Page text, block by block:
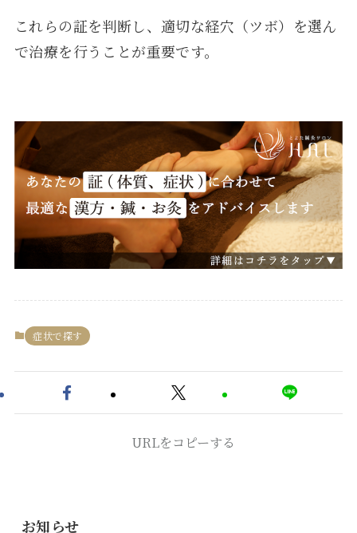
これらの証を判断し、適切な経穴（ツボ）を選ん
で治療を行うことが重要です。
症状で探す
URLをコピーする
お知らせ